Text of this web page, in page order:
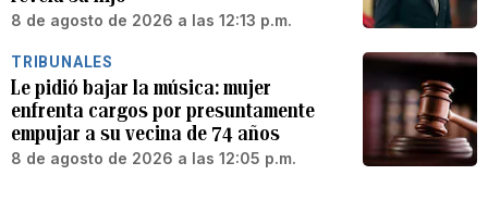
8 de agosto de 2026 a las 12:13 p.m.
TRIBUNALES
Le pidió bajar la música: mujer
enfrenta cargos por presuntamente
empujar a su vecina de 74 años
8 de agosto de 2026 a las 12:05 p.m.